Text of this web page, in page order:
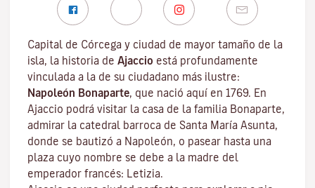
Capital de Córcega y ciudad de mayor tamaño de la
isla, la historia de Ajaccio está profundamente
vinculada a la de su ciudadano más ilustre:
Napoleón Bonaparte, que nació aquí en 1769. En
Ajaccio podrá visitar la casa de la familia Bonaparte,
admirar la catedral barroca de Santa María Asunta,
donde se bautizó a Napoleón, o pasear hasta una
plaza cuyo nombre se debe a la madre del
emperador francés: Letizia.